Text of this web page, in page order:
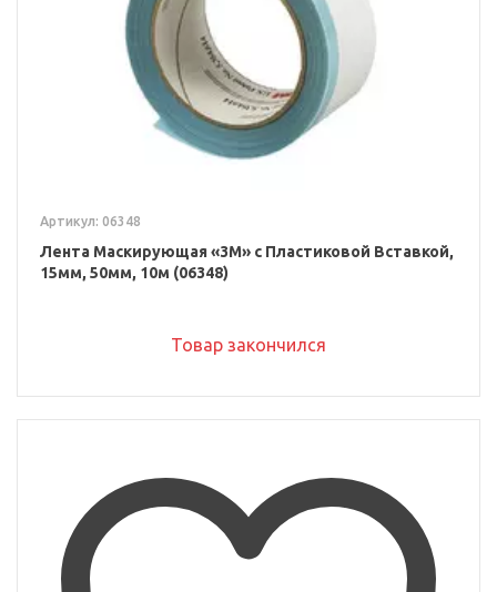
Артикул: 06348
Лента Маскирующая «3M» с Пластиковой Вставкой,
15мм, 50мм, 10м (06348)
Товар закончился